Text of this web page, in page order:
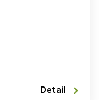
Detail